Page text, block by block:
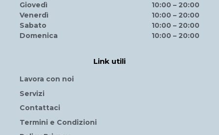
Giovedì
Venerdì
Sabato
Domenica
10:00 – 20:00
10:00 – 20:00
10:00 – 20:00
10:00 – 20:00
Link utili
Lavora con noi
Servizi
Contattaci
Termini e Condizioni